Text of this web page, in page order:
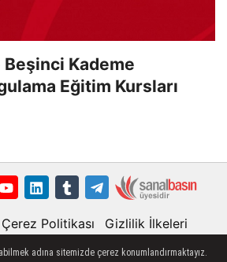
Kademe
Eğitim Kursları
Çerez Politikası Gizlilik İlkeleri
adına sitemizde çerez konumlandırmaktayız.